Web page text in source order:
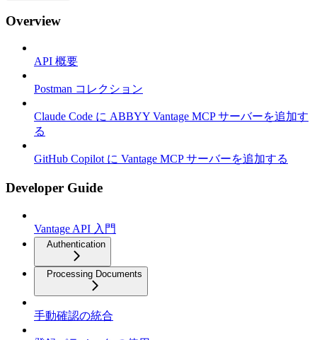
Overview
API 概要
Postman コレクション
Claude Code に ABBYY Vantage MCP サーバーを追加す
る
GitHub Copilot に Vantage MCP サーバーを追加する
Developer Guide
Vantage API 入門
Authentication
Processing Documents
手動確認の統合